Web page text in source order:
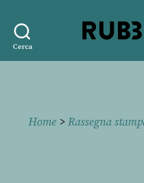
Cerca
Home > Rassegna